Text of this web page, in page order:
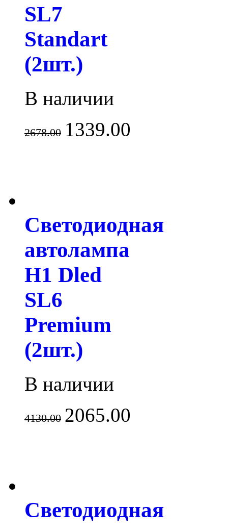
SL7
Standart
(2шт.)
В наличии
2678.00 1339.00
Светодиодная
автолампа
H1 Dled
SL6
Premium
(2шт.)
В наличии
4130.00 2065.00
Светодиодная